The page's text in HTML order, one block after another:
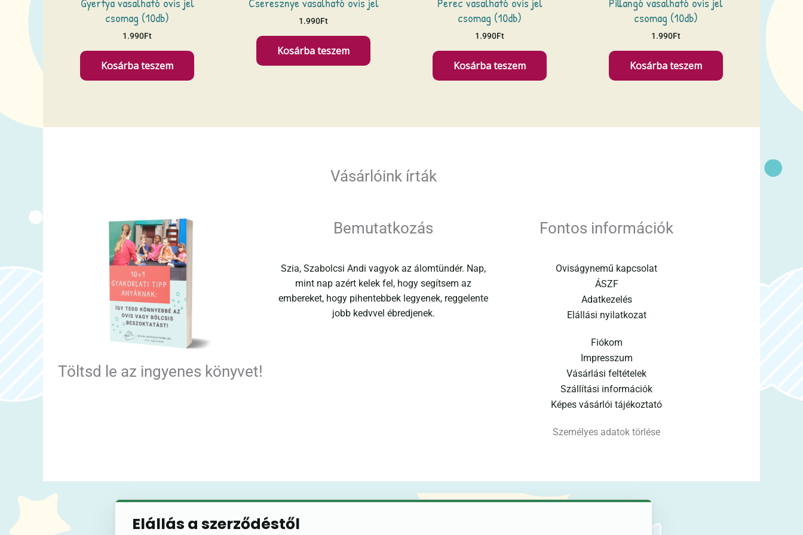
csomag (10db)
1.990Ft
Kosárba teszem
1.990Ft
Kosárba teszem
csomag (10db)
1.990Ft
Kosárba teszem
csomag (10db)
1.990Ft
Kosárba teszem
Vásárlóink írták
Töltsd le az ingyenes könyvet!
Bemutatkozás
Szia, Szabolcsi Andi vagyok az álomtündér. Nap,
mint nap azért kelek fel, hogy segítsem az
embereket, hogy pihentebbek legyenek, reggelente
jobb kedvvel ébredjenek.
Fontos információk
Oviságynemű kapcsolat
ÁSZF
Adatkezelés
Elállási nyilatkozat
Fiókom
Impresszum
Vásárlási feltételek
Szállítási információk
Képes vásárlói tájékoztató
Személyes adatok törlése
Elállás a szerződéstől